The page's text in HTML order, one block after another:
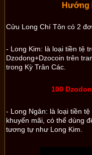
Hướng
Cửu Long Chí Tôn có 2
- Long Kim: là loại tiền tệ
Dzodong+Dzocoin trên
trong Kỳ Trân Các.
100
- Long Ngân: là loại tiền
khuyến mãi, có thể dùng
tương tự như Long Kim.